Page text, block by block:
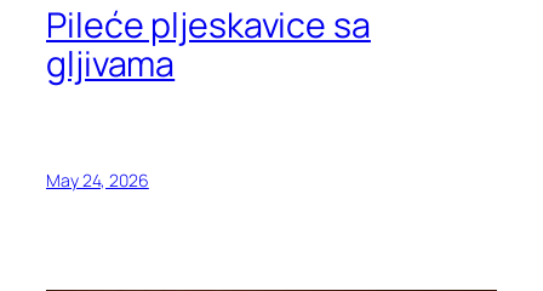
Pileće pljeskavice sa
gljivama
May 24, 2026